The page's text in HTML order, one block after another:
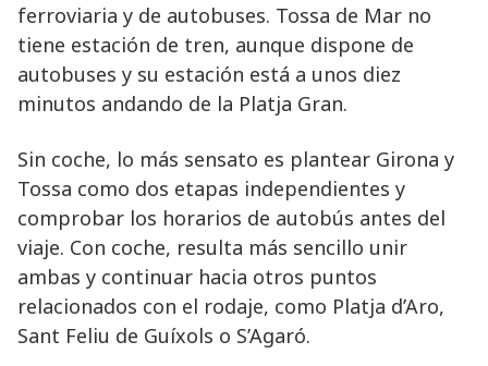
ferroviaria y de autobuses. Tossa de Mar no
tiene estación de tren, aunque dispone de
autobuses y su estación está a unos diez
minutos andando de la Platja Gran.
Sin coche, lo más sensato es plantear Girona y
Tossa como dos etapas independientes y
comprobar los horarios de autobús antes del
viaje. Con coche, resulta más sencillo unir
ambas y continuar hacia otros puntos
relacionados con el rodaje, como Platja d’Aro,
Sant Feliu de Guíxols o S’Agaró.